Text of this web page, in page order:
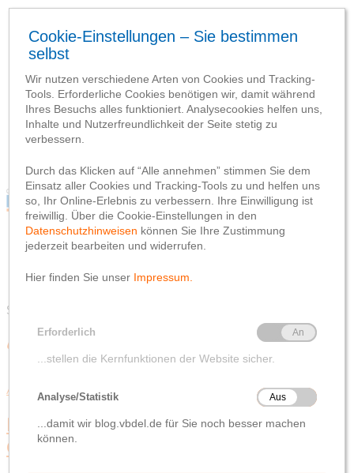
Blog
Webseite
Datenschutzhinweis
Impressum
Blog
Webseite
Impressum
Schlagwort-Suchbegriff
‘Spenden’
Allgemein
Ein Naschgarten für die
Grundschule Heide